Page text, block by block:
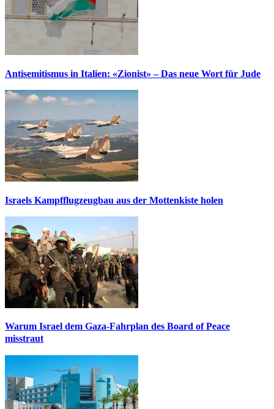
Antisemitismus in Italien: «Zionist» – Das neue Wort für Jude
Israels Kampfflugzeugbau aus der Mottenkiste holen
Warum Israel dem Gaza-Fahrplan des Board of Peace
misstraut